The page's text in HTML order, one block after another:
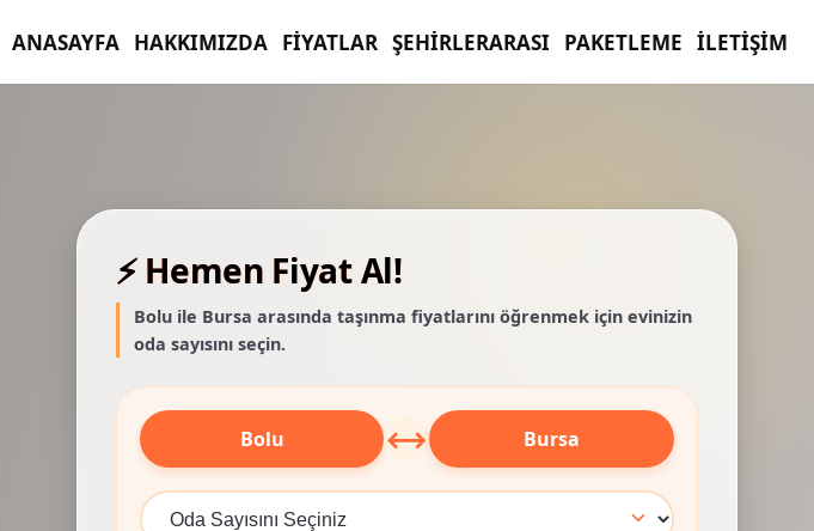
ANASAYFA HAKKIMIZDA FIYATLAR ŞEHIRLERARASI PAKETLEME İLETIŞIM
⚡ Hemen Fiyat Al!
Bolu ile Bursa arasında taşınma fiyatlarını öğrenmek için evinizin
oda sayısını seçin.
Bolu ⟷ Bursa